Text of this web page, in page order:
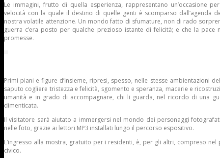
Le immagini, frutto di quella esperienza, rappresentano un’occasione
velocità con la quale il destino di quelle genti è scomparso dall’agenda
nostra volatile attenzione. Un mondo fatto di sfumature, non di rado
guerra c’era posto per qualche prezioso istante di felicità; e che la
promesse.
Primi piani e figure d’insieme, ripresi, spesso, nelle stesse ambientazioni
saputo cogliere tristezza e felicità, sgomento e speranza, macerie e
umanità e in grado di accompagnare, chi li guarda, nel ricordo di una
dimenticata.
Il visitatore sarà aiutato a immergersi nel mondo dei personaggi
nelle foto, grazie ai lettori MP3 installati lungo il percorso espositivo.
L’ingresso alla mostra, gratuito per i residenti, è, per gli altri, compreso
civico.